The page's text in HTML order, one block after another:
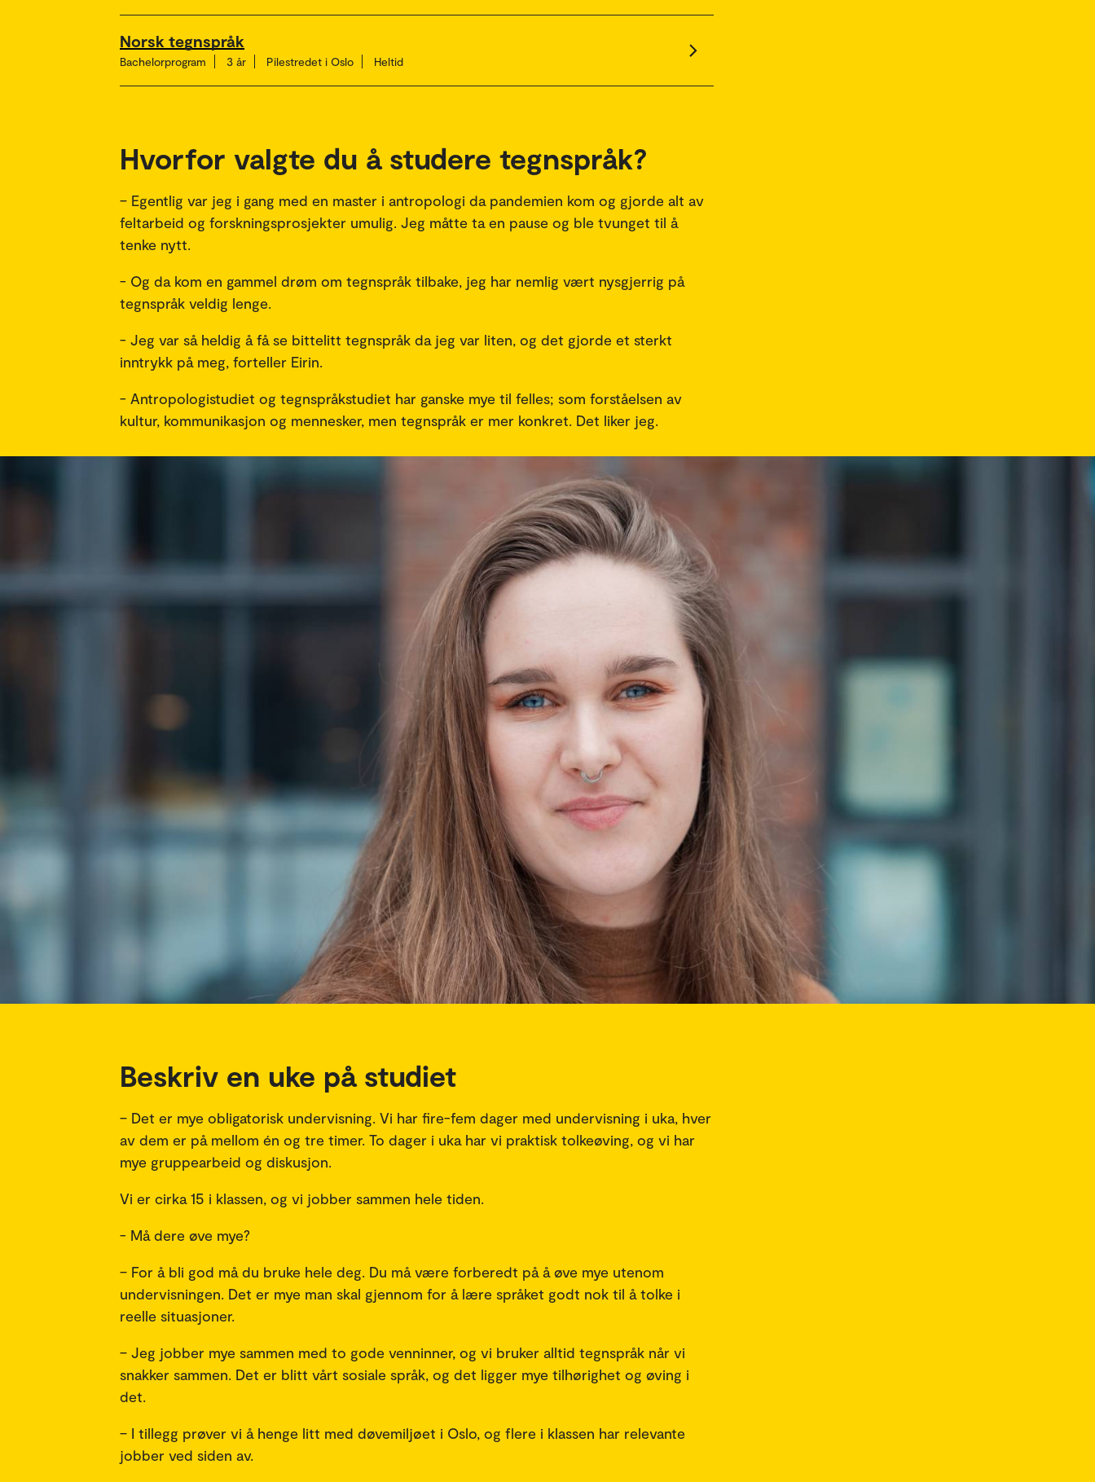
Norsk tegnspråk
Bachelorprogram 3 år Pilestredet i Oslo Heltid
Hvorfor valgte du å studere tegnspråk?
– Egentlig var jeg i gang med en master i antropologi da pandemien kom og gjorde alt av
feltarbeid og forskningsprosjekter umulig. Jeg måtte ta en pause og ble tvunget til å
tenke nytt.
- Og da kom en gammel drøm om tegnspråk tilbake, jeg har nemlig vært nysgjerrig på
tegnspråk veldig lenge.
- Jeg var så heldig å få se bittelitt tegnspråk da jeg var liten, og det gjorde et sterkt
inntrykk på meg, forteller Eirin.
- Antropologistudiet og tegnspråkstudiet har ganske mye til felles; som forståelsen av
kultur, kommunikasjon og mennesker, men tegnspråk er mer konkret. Det liker jeg.
Beskriv en uke på studiet
– Det er mye obligatorisk undervisning. Vi har fire-fem dager med undervisning i uka, hver
av dem er på mellom én og tre timer. To dager i uka har vi praktisk tolkeøving, og vi har
mye gruppearbeid og diskusjon.
Vi er cirka 15 i klassen, og vi jobber sammen hele tiden.
- Må dere øve mye?
– For å bli god må du bruke hele deg. Du må være forberedt på å øve mye utenom
undervisningen. Det er mye man skal gjennom for å lære språket godt nok til å tolke i
reelle situasjoner.
– Jeg jobber mye sammen med to gode venninner, og vi bruker alltid tegnspråk når vi
snakker sammen. Det er blitt vårt sosiale språk, og det ligger mye tilhørighet og øving i
det.
– I tillegg prøver vi å henge litt med døvemiljøet i Oslo, og flere i klassen har relevante
jobber ved siden av.